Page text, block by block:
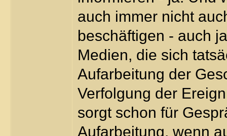
auch immer nicht
beschäftigen - auch
Medien, die sich
Aufarbeitung der
Verfolgung der
sorgt schon für
Aufarbeitung, wenn